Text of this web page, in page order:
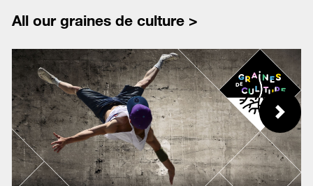
All our graines de culture >